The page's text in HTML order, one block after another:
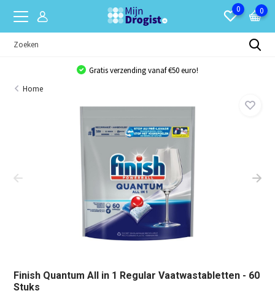
0 0
Gratis verzending vanaf €50 euro!
Home
Finish Quantum All in 1 Regular Vaatwastabletten - 60
Stuks